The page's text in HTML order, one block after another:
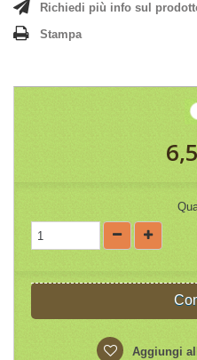
Richiedi più info sul
Stampa
Aggiungi